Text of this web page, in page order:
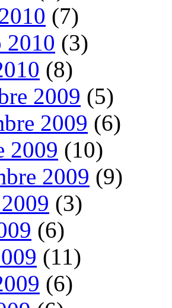
(7)
2010 (3)
(8)
2009 (5)
2009 (6)
2009 (10)
2009 (9)
(3)
(6)
(11)
(6)